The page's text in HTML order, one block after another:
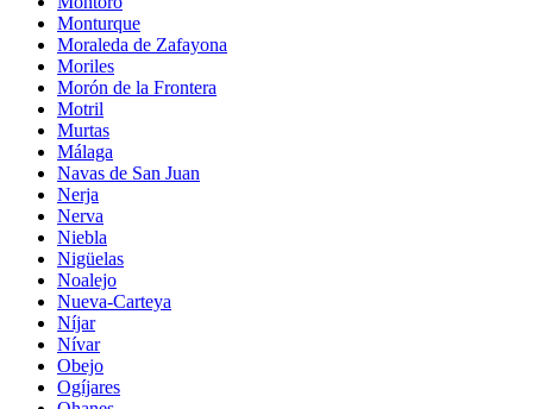
Monturque
Moraleda de Zafayona
Moriles
Morón de la Frontera
Motril
Murtas
Málaga
Navas de San Juan
Nerja
Nerva
Niebla
Nigüelas
Noalejo
Nueva-Carteya
Níjar
Nívar
Obejo
Ogíjares